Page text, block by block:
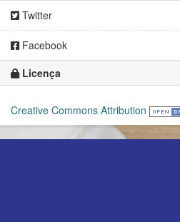
Twitter
Facebook
Licença
Creative Commons Attribution